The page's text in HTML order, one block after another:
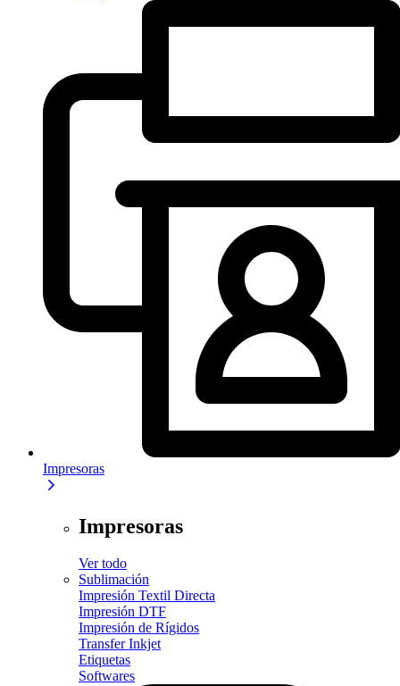
Impresoras
Impresoras
Ver todo
Sublimación
Impresión Textil Directa
Impresión DTF
Impresión de Rígidos
Transfer Inkjet
Etiquetas
Softwares